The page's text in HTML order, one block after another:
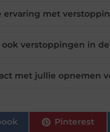
ervaring met
verstoppingen in
met jullie opnemen
Pinterest